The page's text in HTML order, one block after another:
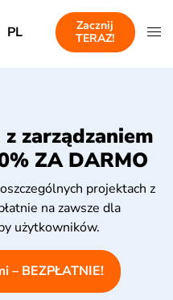
PL
Zacznij
TERAZ!
zarządzaniem
ZA DARMO
projektach z
na zawsze dla
użytkowników.
– BEZPŁATNIE!